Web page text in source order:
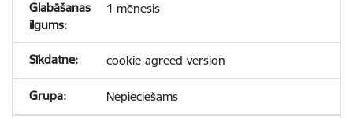
1 mēnesis
cookie-agreed-version
Nepieciešams